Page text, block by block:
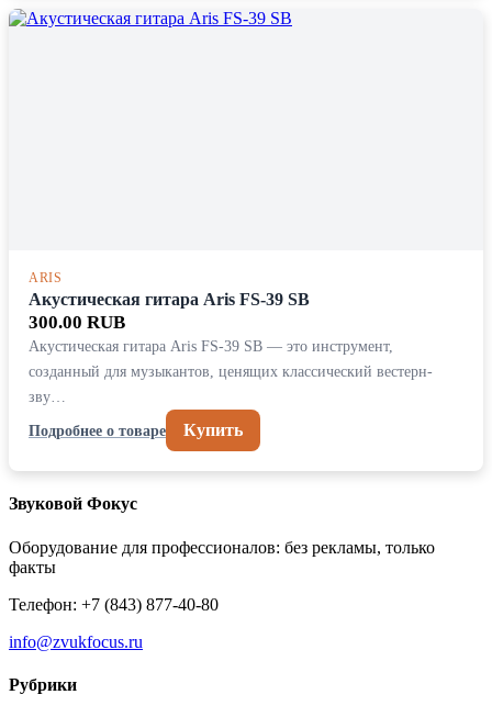
ARIS
Акустическая гитара Aris FS-39 SB
300.00 RUB
Акустическая гитара Aris FS-39 SB — это инструмент,
созданный для музыкантов, ценящих классический вестерн-
зву…
Подробнее о товаре
Купить
Звуковой Фокус
Оборудование для профессионалов: без рекламы, только
факты
Телефон: +7 (843) 877-40-80
info@zvukfocus.ru
Рубрики